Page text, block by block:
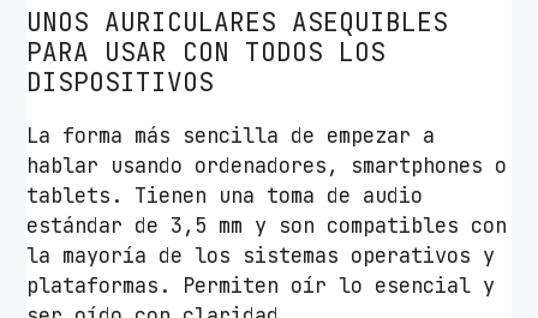
c
o
n
i
c
r
ó
f
o
UNOS AURICULARES ASEQUIBLES
PARA USAR CON TODOS LOS
DISPOSITIVOS
La forma más sencilla de empezar a
hablar usando ordenadores, smartphones o
tablets. Tienen una toma de audio
estándar de 3,5 mm y son compatibles con
la mayoría de los sistemas operativos y
plataformas. Permiten oír lo esencial y